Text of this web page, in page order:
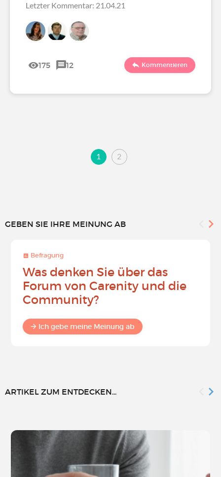
Letzter Kommentar: 21.04.21
175 12 Kommentieren
1 2
GEBEN SIE IHRE MEINUNG AB
Befragung
Was denken Sie über das
Forum von Carenity und die
Community?
Ich gebe meine Meinung ab
ARTIKEL ZUM ENTDECKEN...